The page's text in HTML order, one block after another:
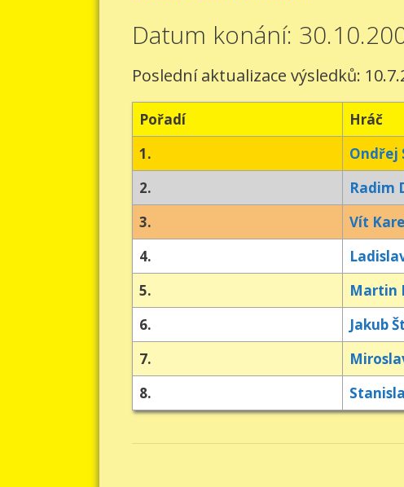
Datum konání:
Poslední aktualizace výsledků:
Pořadí Hráč
1.
Ondřej
2.
Radim
3.
Vít
4.
5.
Martin
6.
Jakub
7.
8.